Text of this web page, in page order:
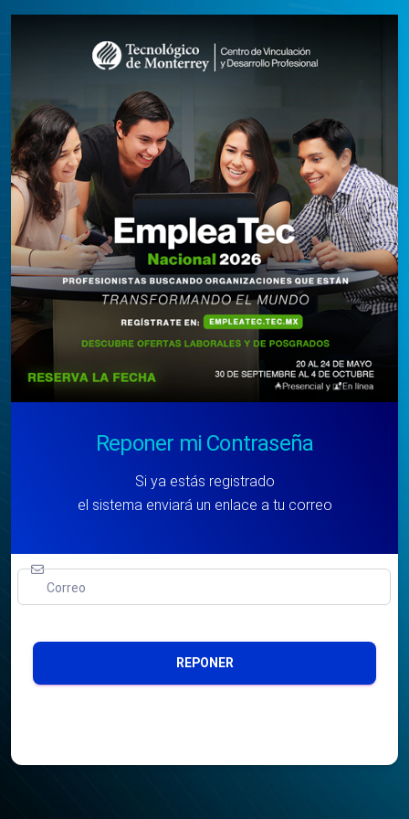
Reponer mi Contraseña
Si ya estás registrado
el sistema enviará un enlace a tu correo
Correo